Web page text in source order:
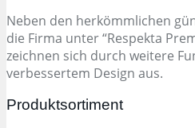
Neben den herkömmlichen
die Firma unter “Respekta
zeichnen sich durch weitere
verbessertem Design aus.
Produktsortiment